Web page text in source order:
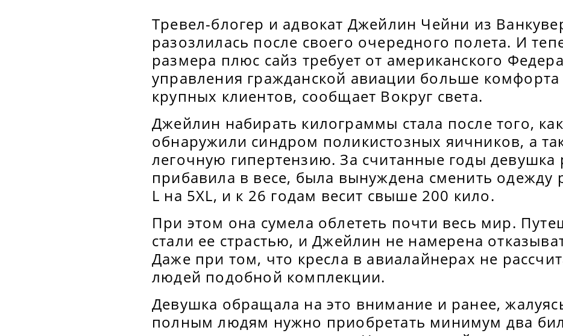
Тревел-блогер и адвокат Джейлин Чейни из
разозлилась после своего очередного полета. И
размера плюс сайз требует от американского
управления гражданской авиации больше комфорта
крупных клиентов, сообщает Вокруг света.
Джейлин набирать килограммы стала после того,
обнаружили синдром поликистозных яичников, а
легочную гипертензию. За считанные годы девушка
прибавила в весе, была вынуждена сменить одежду
L на 5XL, и к 26 годам весит свыше 200 кило.
При этом она сумела облететь почти весь мир.
стали ее страстью, и Джейлин не намерена
Даже при том, что кресла в авиалайнерах не
людей подобной комплекции.
Девушка обращала на это внимание и ранее,
полным людям нужно приобретать минимум два